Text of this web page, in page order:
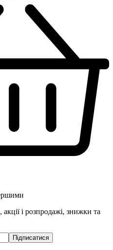
і розпродажі, знижки та
Підписатися